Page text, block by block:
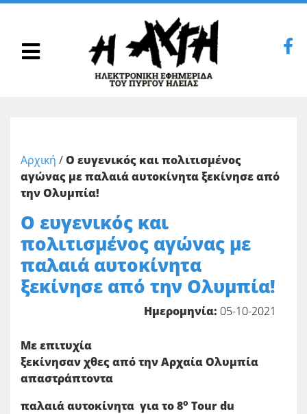
Αρχική /Ο ευγενικός και πολιτισμένος
αγώνας με παλαιά αυτοκίνητα ξεκίνησε από
την Ολυμπία!
Ο ευγενικός και
πολιτισμένος αγώνας με
παλαιά αυτοκίνητα
ξεκίνησε από την Ολυμπία!
Ημερομηνία: 05-10-2021
Με επιτυχία
ξεκίνησαν χθες από την Αρχαία Ολυμπία
απαστράπτοντα
παλαιά αυτοκίνητα για το 8ο Tourdu